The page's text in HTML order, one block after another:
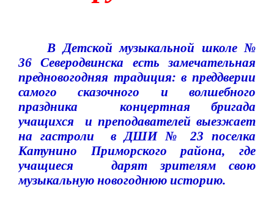
В Детской музыкальной школе №
36 Северодвинска есть замечательная
предновогодняя традиция: в преддверии
самого сказочного и волшебного
праздника
концертная бригада
учащихся
и преподавателей выезжает
на гастроли
в ДШИ № 23 поселка
Катунино Приморского района, где
учащиеся
дарят зрителям свою
музыкальную новогоднюю историю.